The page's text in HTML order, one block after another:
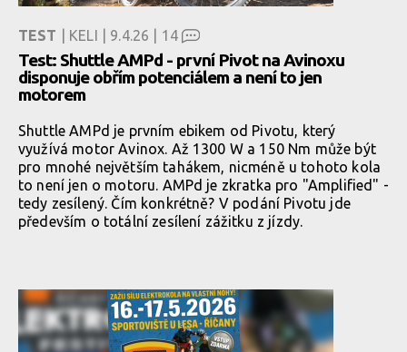
TEST | KELI | 9.4.26 | 14
Test: Shuttle AMPd - první Pivot na Avinoxu
disponuje obřím potenciálem a není to jen
motorem
Shuttle AMPd je prvním ebikem od Pivotu, který
využívá motor Avinox. Až 1300 W a 150 Nm může být
pro mnohé největším tahákem, nicméně u tohoto kola
to není jen o motoru. AMPd je zkratka pro "Amplified" -
tedy zesílený. Čím konkrétně? V podání Pivotu jde
především o totální zesílení zážitku z jízdy.